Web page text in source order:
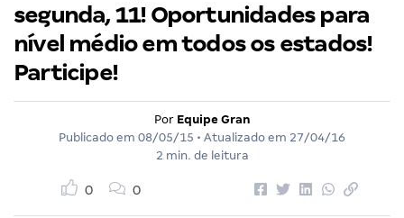
segunda, 11! Oportunidades para
nível médio em todos os estados!
Participe!
Por Equipe Gran
Publicado em 08/05/15 • Atualizado em 27/04/16
2 min. de leitura
0 0